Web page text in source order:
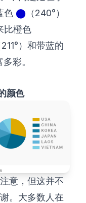
色 ⬤ （240°）
比橙色
211°）和带蓝的
彩。
颜色
意，但这并不
。大多数人在